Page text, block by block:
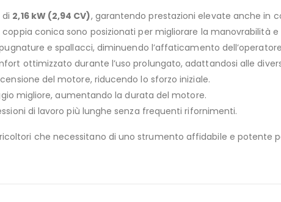
2,16 kW (2,94 CV), garantendo prestazioni elevate anche in
conica sono posizionati per migliorare la manovrabilità
e spallacci, diminuendo l’affaticamento
ottimizzato durante l’uso prolungato, adattandosi alle
del motore, riducendo lo sforzo iniziale.
migliore, aumentando la durata del motore.
di lavoro più lunghe senza frequenti rifornimenti.
che necessitano di uno strumento affidabile e potente